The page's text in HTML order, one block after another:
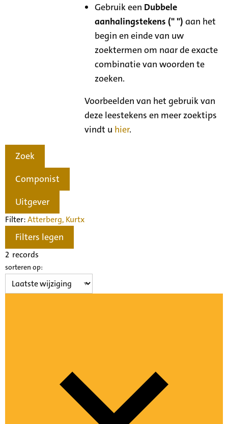
Gebruik een Dubbele
aanhalingstekens (" ") aan het
begin en einde van uw
zoektermen om naar de exacte
combinatie van woorden te
zoeken.
Voorbeelden van het gebruik van
deze leestekens en meer zoektips
vindt u hier.
Zoek
Componist
Uitgever
Filter:Atterberg, Kurtx
Filters legen
2 records
sorteren op: